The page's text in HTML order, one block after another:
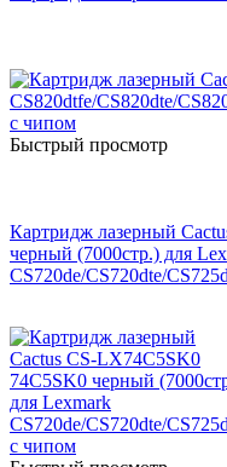
Быстрый просмотр
Картридж лазерный
черный (7000стр.) для
CS720de/CS720dte/